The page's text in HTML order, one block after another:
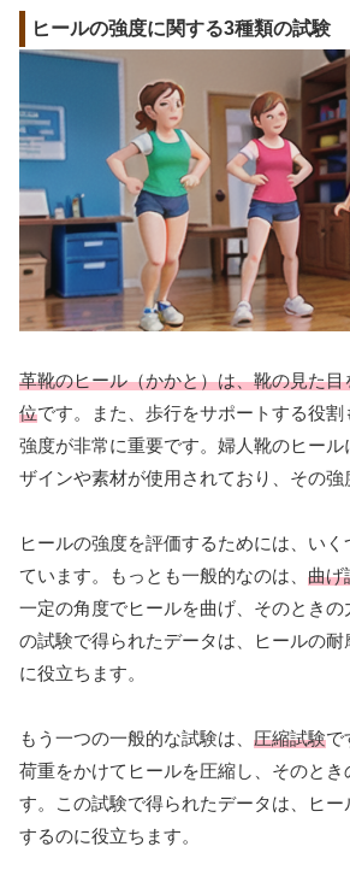
ヒールの強度に関する3種類の試験
革靴のヒール（かかと）は、靴の見た
位です。また、歩行をサポートする役
強度が非常に重要です。婦人靴のヒー
ザインや素材が使用されており、その強
ヒールの強度を評価するためには、い
ています。もっとも一般的なのは、 曲げ
一定の角度でヒールを曲げ、そのときの
の試験で得られたデータは、ヒールの
に役立ちます。
もう一つの一般的な試験は、 圧縮試験で
荷重をかけてヒールを圧縮し、そのとき
す。この試験で得られたデータは、ヒ
するのに役立ちます。